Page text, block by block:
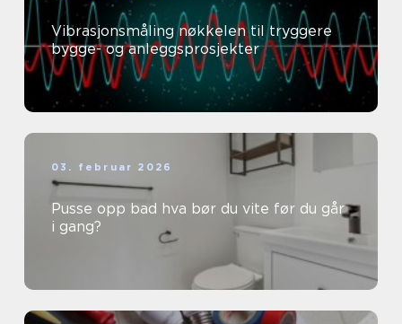
Vibrasjonsmåling nøkkelen til tryggere
bygge- og anleggsprosjekter
03. februar 2026
Pusse opp bad hva bør du vite før du går
i gang?